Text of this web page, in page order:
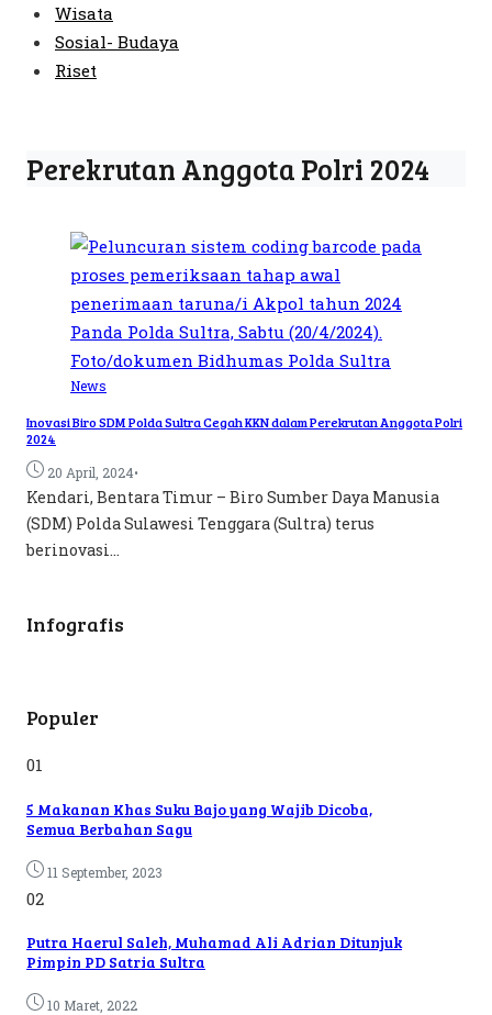
Wisata
Sosial- Budaya
Riset
Perekrutan Anggota Polri 2024
News
Inovasi Biro SDM Polda Sultra Cegah KKN dalam Perekrutan Anggota Polri
2024
20 April, 2024•
Kendari, Bentara Timur – Biro Sumber Daya Manusia
(SDM) Polda Sulawesi Tenggara (Sultra) terus
berinovasi...
Infografis
Populer
01
5 Makanan Khas Suku Bajo yang Wajib Dicoba,
Semua Berbahan Sagu
11 September, 2023
02
Putra Haerul Saleh, Muhamad Ali Adrian Ditunjuk
Pimpin PD Satria Sultra
10 Maret, 2022